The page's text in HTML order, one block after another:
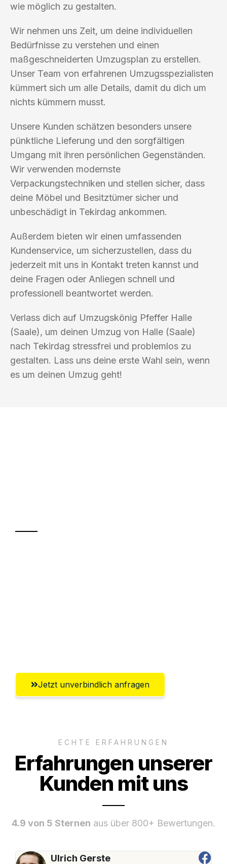
wie möglich zu gestalten.
Wir nehmen uns Zeit, um deine individuellen
Bedürfnisse zu verstehen und einen
maßgeschneiderten Umzugsplan zu erstellen.
Unser Team von erfahrenen Umzugsspezialisten
kümmert sich um alle Details, damit du dich um
nichts kümmern musst.
Unsere Kunden schätzen besonders unsere
pünktliche Lieferung und den sorgfältigen
Umgang mit ihren persönlichen Gegenständen.
Wir verwenden modernste
Verpackungstechniken und stellen sicher, dass
deine Möbel und Besitztümer sicher und
unbeschädigt in Tekirdag ankommen.
Außerdem bieten wir einen umfassenden
Kundenservice, um sicherzustellen, dass du
jederzeit mit uns in Kontakt treten kannst und
deine Fragen oder Anliegen schnell und
professionell beantwortet werden.
Verlass dich auf Umzugskönig Pfeffer Halle
(Saale), um deinen Umzug von Halle (Saale)
nach Tekirdag stressfrei und problemlos zu
gestalten. Lass uns deine erste Wahl sein, wenn
es um deinen Umzug geht!
Jetzt unverbindlich anfragen
ECHTE ERFAHRUNGEN
Erfahrungen unserer
Kunden mit uns
4.9 von 5 Sternen aus über 800+ Bewertungen.
Ulrich Gerste